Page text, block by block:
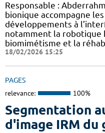
Responsable :
bionique accompagne
développements à
notamment la robotique
biomimétisme et la
18/02/2026 15:25
PAGES
relevance: 100%
Segmentation
d'image IRM du